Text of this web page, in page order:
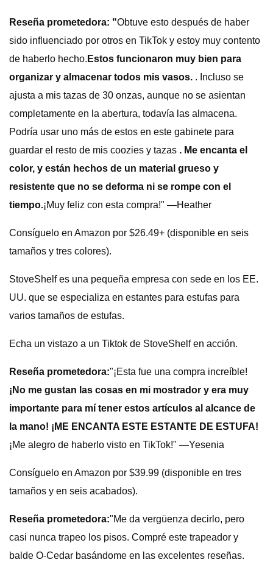
Reseña prometedora: "Obtuve esto después de haber
sido influenciado por otros en TikTok y estoy muy contento
de haberlo hecho. Estos funcionaron muy bien para
organizar y almacenar todos mis vasos. . Incluso se
ajusta a mis tazas de 30 onzas, aunque no se asientan
completamente en la abertura, todavía las almacena.
Podría usar uno más de estos en este gabinete para
guardar el resto de mis coozies y tazas . Me encanta el
color, y están hechos de un material grueso y
resistente que no se deforma ni se rompe con el
tiempo.¡Muy feliz con esta compra!" —Heather
Consíguelo en Amazon por $26.49+ (disponible en seis
tamaños y tres colores).
StoveShelf es una pequeña empresa con sede en los EE.
UU. que se especializa en estantes para estufas para
varios tamaños de estufas.
Echa un vistazo a un Tiktok de StoveShelf en acción.
Reseña prometedora:"¡Esta fue una compra increíble!
¡No me gustan las cosas en mi mostrador y era muy
importante para mí tener estos artículos al alcance de
la mano! ¡ME ENCANTA ESTE ESTANTE DE ESTUFA!
¡Me alegro de haberlo visto en TikTok!" —Yesenia
Consíguelo en Amazon por $39.99 (disponible en tres
tamaños y en seis acabados).
Reseña prometedora:"Me da vergüenza decirlo, pero
casi nunca trapeo los pisos. Compré este trapeador y
balde O-Cedar basándome en las excelentes reseñas.